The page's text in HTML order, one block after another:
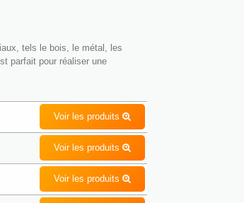
tels le bois, le métal, les
parfait pour réaliser une
Voir les produits
Voir les produits
Voir les produits